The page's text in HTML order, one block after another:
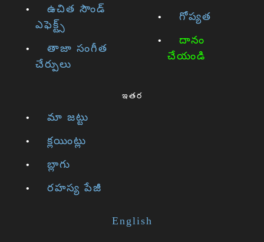
ఉచిత సౌండ్
ఎఫెక్ట్స్
తాజా సంగీత
చేర్పులు
గోప్యత
దానం
చేయండి
ఇతర
మా జట్టు
క్లయింట్లు
బ్లాగు
రహస్య పేజీ
English